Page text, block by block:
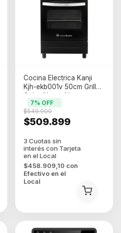
Cocina Electrica Kanji
Kjh-ekb001v 50cm Grill
Color Negro Negro
$509.899
$549.900
7% OFF
$458.909,10 con
Efectivo en el
Local